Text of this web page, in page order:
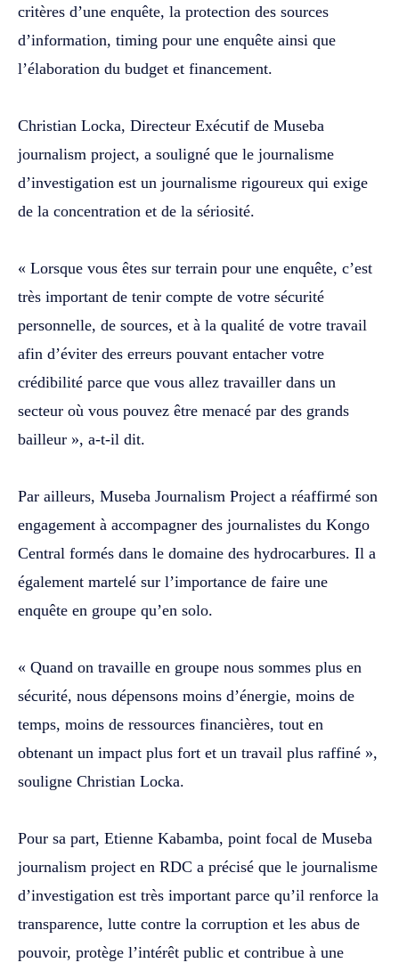
critères d’une enquête, la protection des sources
d’information, timing pour une enquête ainsi que
l’élaboration du budget et financement.
‎Christian Locka, Directeur Exécutif de Museba
journalism project, a souligné que le journalisme
d’investigation est un journalisme rigoureux qui exige
de la concentration et de la sériosité.
‎« Lorsque vous êtes sur terrain pour une enquête, c’est
très important de tenir compte de votre sécurité
personnelle, de sources, et à la qualité de votre travail
afin d’éviter des erreurs pouvant entacher votre
crédibilité parce que vous allez travailler dans un
secteur où vous pouvez être menacé par des grands
bailleur », a-t-il dit.
‎Par ailleurs, Museba Journalism Project a réaffirmé son
engagement à accompagner des journalistes du Kongo
Central formés dans le domaine des hydrocarbures. Il a
également martelé sur l’importance de faire une
enquête en groupe qu’en solo.
‎« Quand on travaille en groupe nous sommes plus en
sécurité, nous dépensons moins d’énergie, moins de
temps, moins de ressources financières, tout en
obtenant un impact plus fort et un travail plus raffiné »,
souligne Christian Locka.
‎Pour sa part, Etienne Kabamba, point focal de Museba
journalism project en RDC a précisé que le journalisme
d’investigation est très important parce qu’il renforce la
transparence, lutte contre la corruption et les abus de
pouvoir, protège l’intérêt public et contribue à une